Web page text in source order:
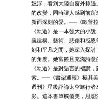
飄浮，看到大陸自窗外掠
的改變，同時讓人感到前
新而深刻的愛。──《歐普
《軌道》是一本強大的小
義建構、藝術、悲傷和感
刻和平凡之間，她深入探
的角度。她富饒且充滿詩
《軌道》是對語言的禮讚
索。──《書架通報》極其
週刊》星級評論太空旅行
影。這本書筆觸優美，思